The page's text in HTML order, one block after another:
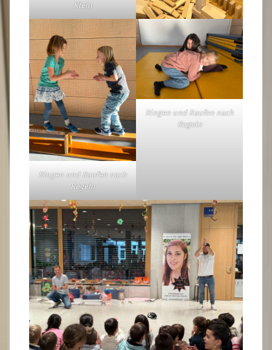
Klein
Ringen und Raufen nach
Regeln
Ringen und Raufen nach
Regeln